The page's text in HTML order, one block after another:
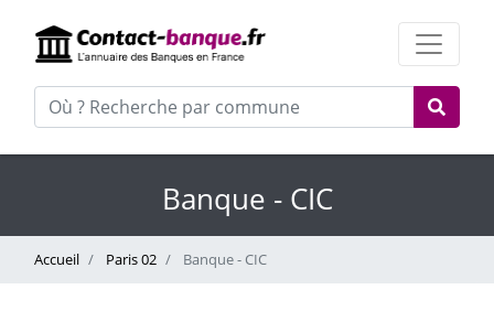
Banque - CIC
Accueil Paris 02 Banque - CIC